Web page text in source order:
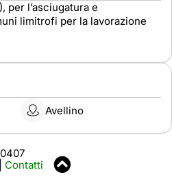
per l’asciugatura e
limitrofi per la lavorazione
Avellino
Contatti